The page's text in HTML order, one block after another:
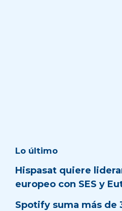
Lo último
Hispasat quiere
europeo con SES y
Spotify suma más de